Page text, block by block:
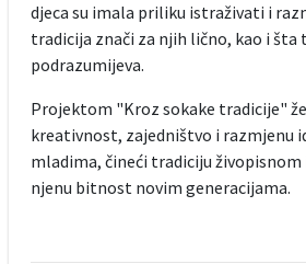
djeca su imala priliku istraživati i
tradicija znači za njih lično, kao i šta
podrazumijeva.
Projektom "Kroz sokake tradicije"
kreativnost, zajedništvo i razmjenu
mladima, čineći tradiciju
njenu bitnost novim generacijama.